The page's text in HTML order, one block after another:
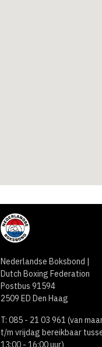
Nederlandse Boksbond |
Dutch Boxing Federation
Postbus 91594
2509 ED Den Haag
T: 085 - 21 03 961 (van
t/m vrijdag bereikbaar
13:00 - 16:00 uur)